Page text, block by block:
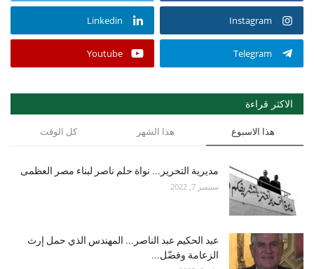
Instagram
Linkedin
Telegram
Youtube
الاكثر قراءة
هذا الاسبوع هذا الشهر كل الوقت
مديرية التحرير... نواة حلم ناصر لبناء مصر العظمى
سبتمبر 7, 2022
عبد الحكيم عبد الناصر... المهندس الذي حمل إرث
الزعامة وفضّل...